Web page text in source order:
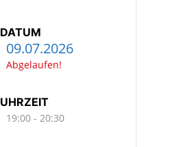
DATUM
09.07.2026
Abgelaufen!
UHRZEIT
19:00 - 20:30